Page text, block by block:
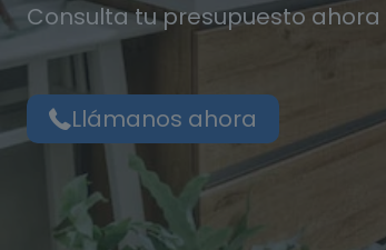
Consulta tu presupuesto
Llámanos ahora